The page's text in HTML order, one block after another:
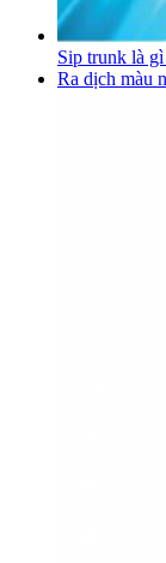
Sip trunk là
Ra dịch màu